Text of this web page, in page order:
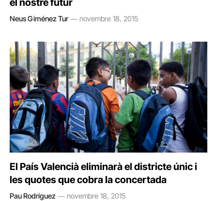
Neus Giménez Tur novembre 18, 2015
El País Valencià eliminarà el districte únic i
les quotes que cobra la concertada
Pau Rodríguez novembre 18, 2015